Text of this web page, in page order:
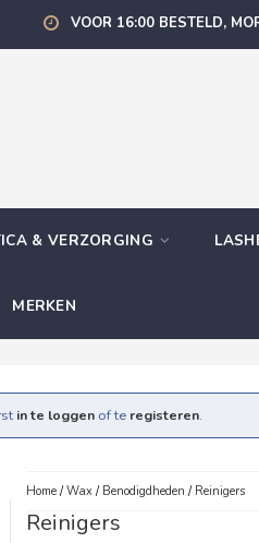
VOOR 16:00 BESTELD,
& VERZORGING
MERKEN
in te loggen of te registeren.
Home/Wax/ Benodigdheden / Reinigers
Reinigers